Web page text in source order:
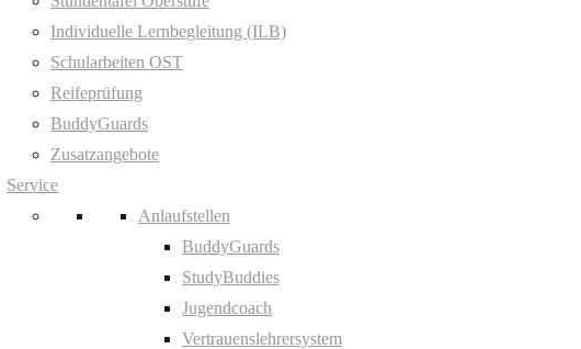
Individuelle Lernbegleitung (ILB)
Schularbeiten OST
Reifeprüfung
BuddyGuards
Zusatzangebote
Service
Anlaufstellen
BuddyGuards
StudyBuddies
Jugendcoach
Vertrauenslehrersystem